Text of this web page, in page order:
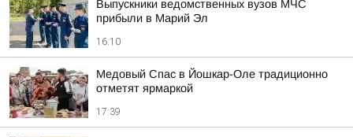
Выпускники ведомственных вузов МЧС
прибыли в Марий Эл
16:10
Медовый Спас в Йошкар-Оле традиционно
отметят ярмаркой
17:39